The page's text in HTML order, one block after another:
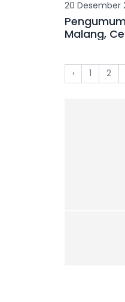
20 Desember
Malang,
‹ 1 2